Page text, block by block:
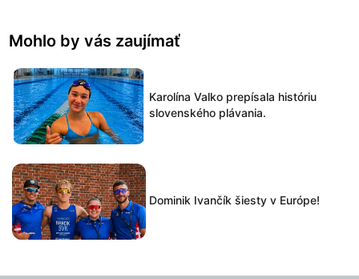
Mohlo by vás zaujímať
Karolína Valko prepísala históriu
slovenského plávania.
Dominik Ivančík šiesty v Európe!